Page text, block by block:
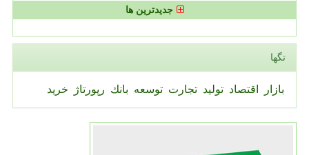
جدیدترین ها
تگها
بازار اقتصاد تولید تجارت توسعه بانك رپورتاژ خرید